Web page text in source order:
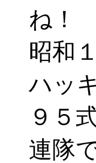
ね！
昭和
ハッ
９５
連隊